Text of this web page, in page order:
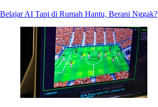
Belajar AI Tapi di Rumah Hantu, Berani Nggak?